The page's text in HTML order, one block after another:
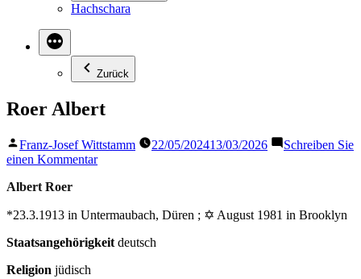
Hachschara
Zurück
Roer Albert
Veröffentlicht
von
Franz-Josef Wittstamm 22/05/202413/03/2026
Schreiben Sie
einen Kommentarzu
Albert Roer
*23.3.1913 in Untermaubach, Düren ; ✡ August 1981 in Brooklyn
Staatsangehörigkeit deutsch
Religion jüdisch